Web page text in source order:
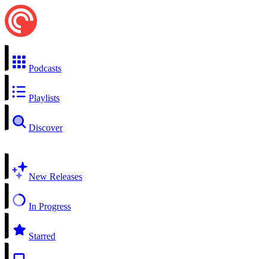
Podcasts
Playlists
Discover
New Releases
In Progress
Starred